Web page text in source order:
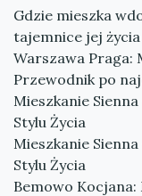
Gdzie mieszka
tajemnice jej życia
Warszawa Praga:
Przewodnik po
Mieszkanie
Stylu Życia
Mieszkanie
Stylu Życia
Bemowo